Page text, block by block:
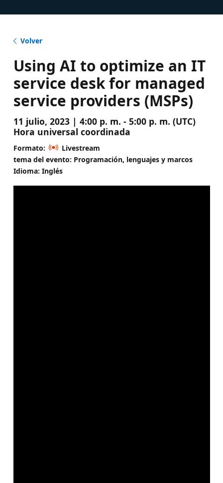
Volver
Using AI to optimize an IT
service desk for managed
service providers (MSPs)
11 julio, 2023 | 4:00 p. m. - 5:00 p. m. (UTC)
Hora universal coordinada
Formato:
Livestream
tema del evento: Programación, lenguajes y marcos
Idioma: Inglés